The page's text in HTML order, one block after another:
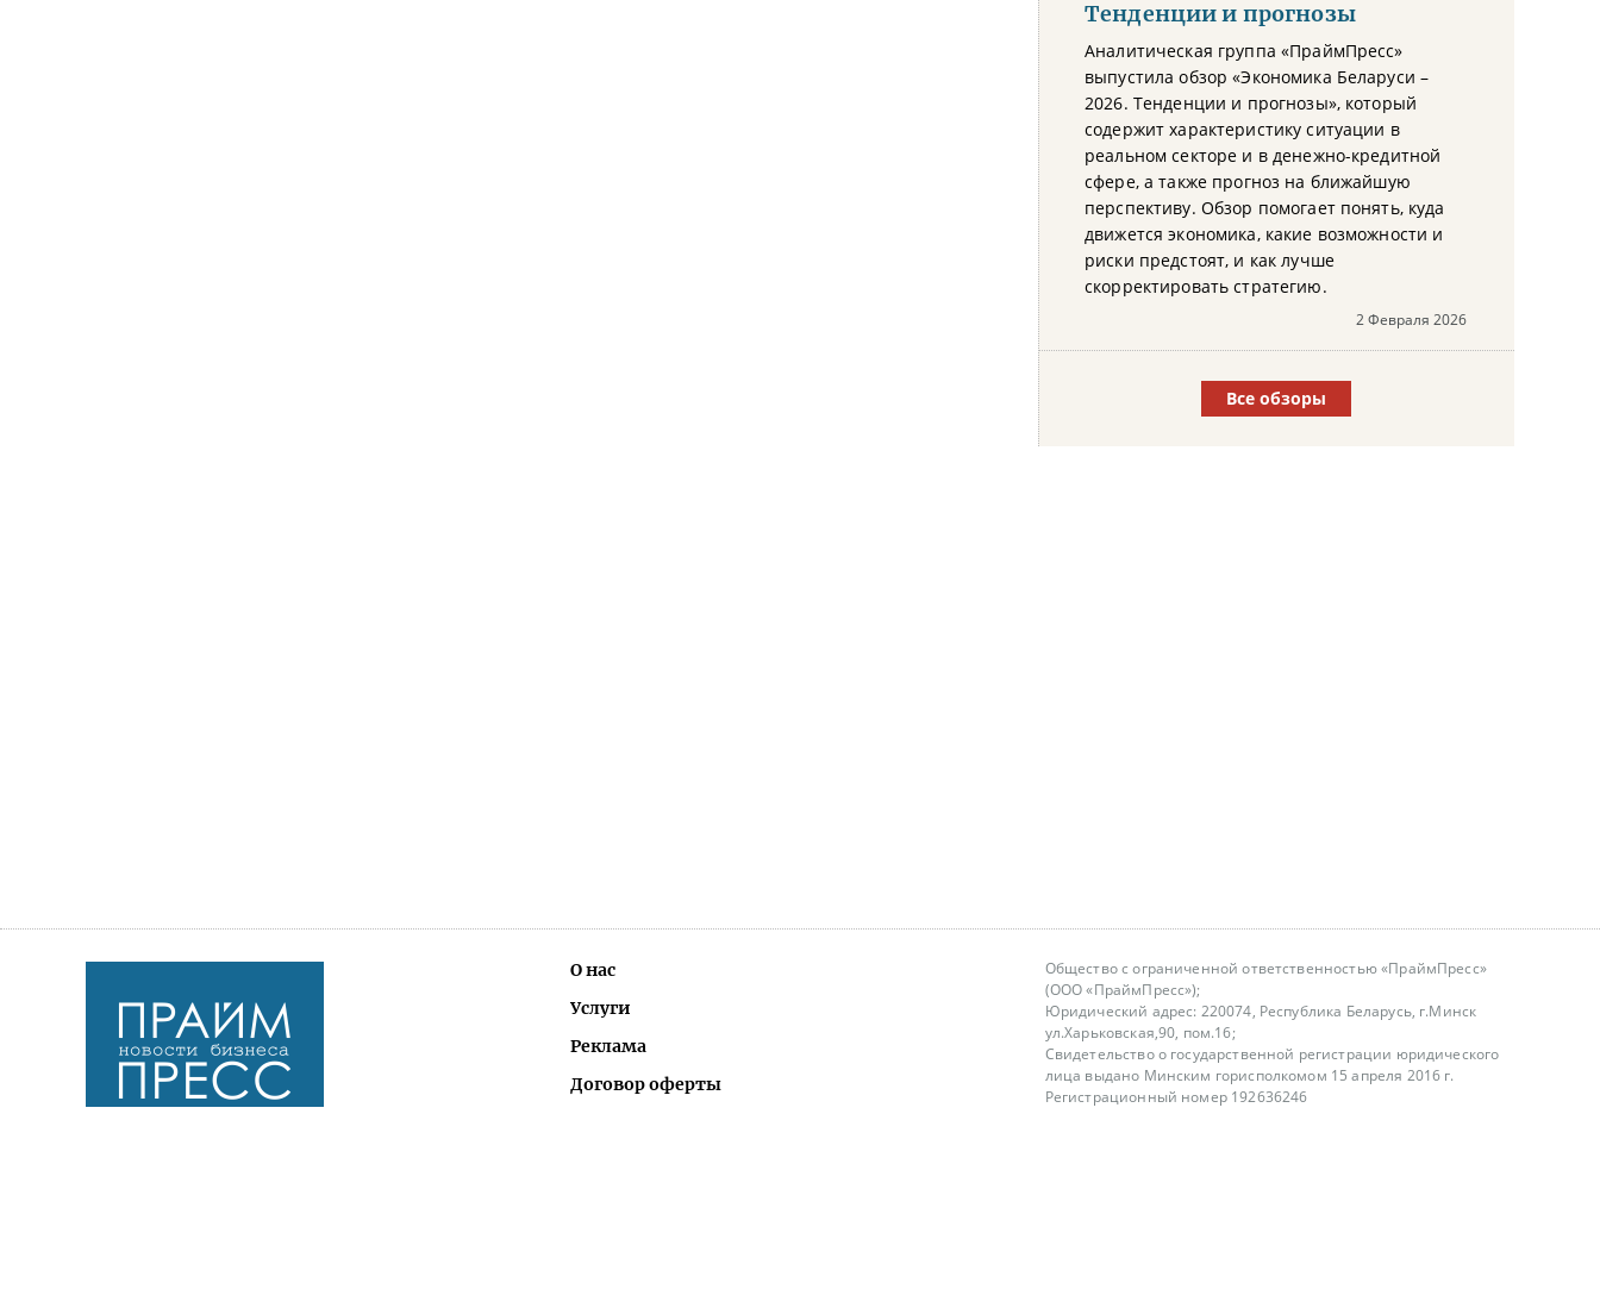
Тенденции и прогнозы
Аналитическая группа «ПраймПресс»
выпустила обзор «Экономика Беларуси –
2026. Тенденции и прогнозы», который
содержит характеристику ситуации в
реальном секторе и в денежно-кредитной
сфере, а также прогноз на ближайшую
перспективу. Обзор помогает понять, куда
движется экономика, какие возможности и
риски предстоят, и как лучше
скорректировать стратегию.
2 Февраля 2026
Все обзоры
О нас
Услуги
Реклама
Договор оферты
Общество с ограниченной ответственностью «ПраймПресс»
(ООО «ПраймПресс»);
Юридический адрес: 220074, Республика Беларусь, г.Минск
ул.Харьковская,90, пом.16;
Свидетельство о государственной регистрации юридического
лица выдано Минским горисполкомом 15 апреля 2016 г.
Регистрационный номер 192636246